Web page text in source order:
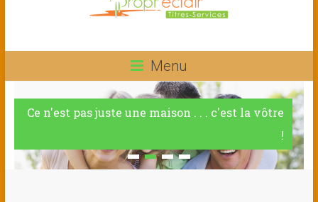
Menu
Ce n'est pas juste une maison . . . c'est la vôtre
!